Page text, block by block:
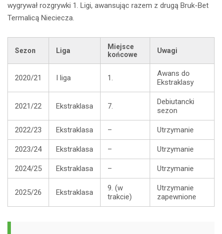
wygrywał rozgrywki 1. Ligi, awansując razem z drugą Bruk-Bet
Termalicą Nieciecza.
Sezon Liga
Miejsce
końcowe
Uwagi
2020/21 I liga 1.
Awans do
Ekstraklasy
2021/22 Ekstraklasa 7.
Debiutancki
sezon
2022/23 Ekstraklasa – Utrzymanie
2023/24 Ekstraklasa – Utrzymanie
2024/25 Ekstraklasa – Utrzymanie
2025/26 Ekstraklasa
9. (w
trakcie)
Utrzymanie
zapewnione